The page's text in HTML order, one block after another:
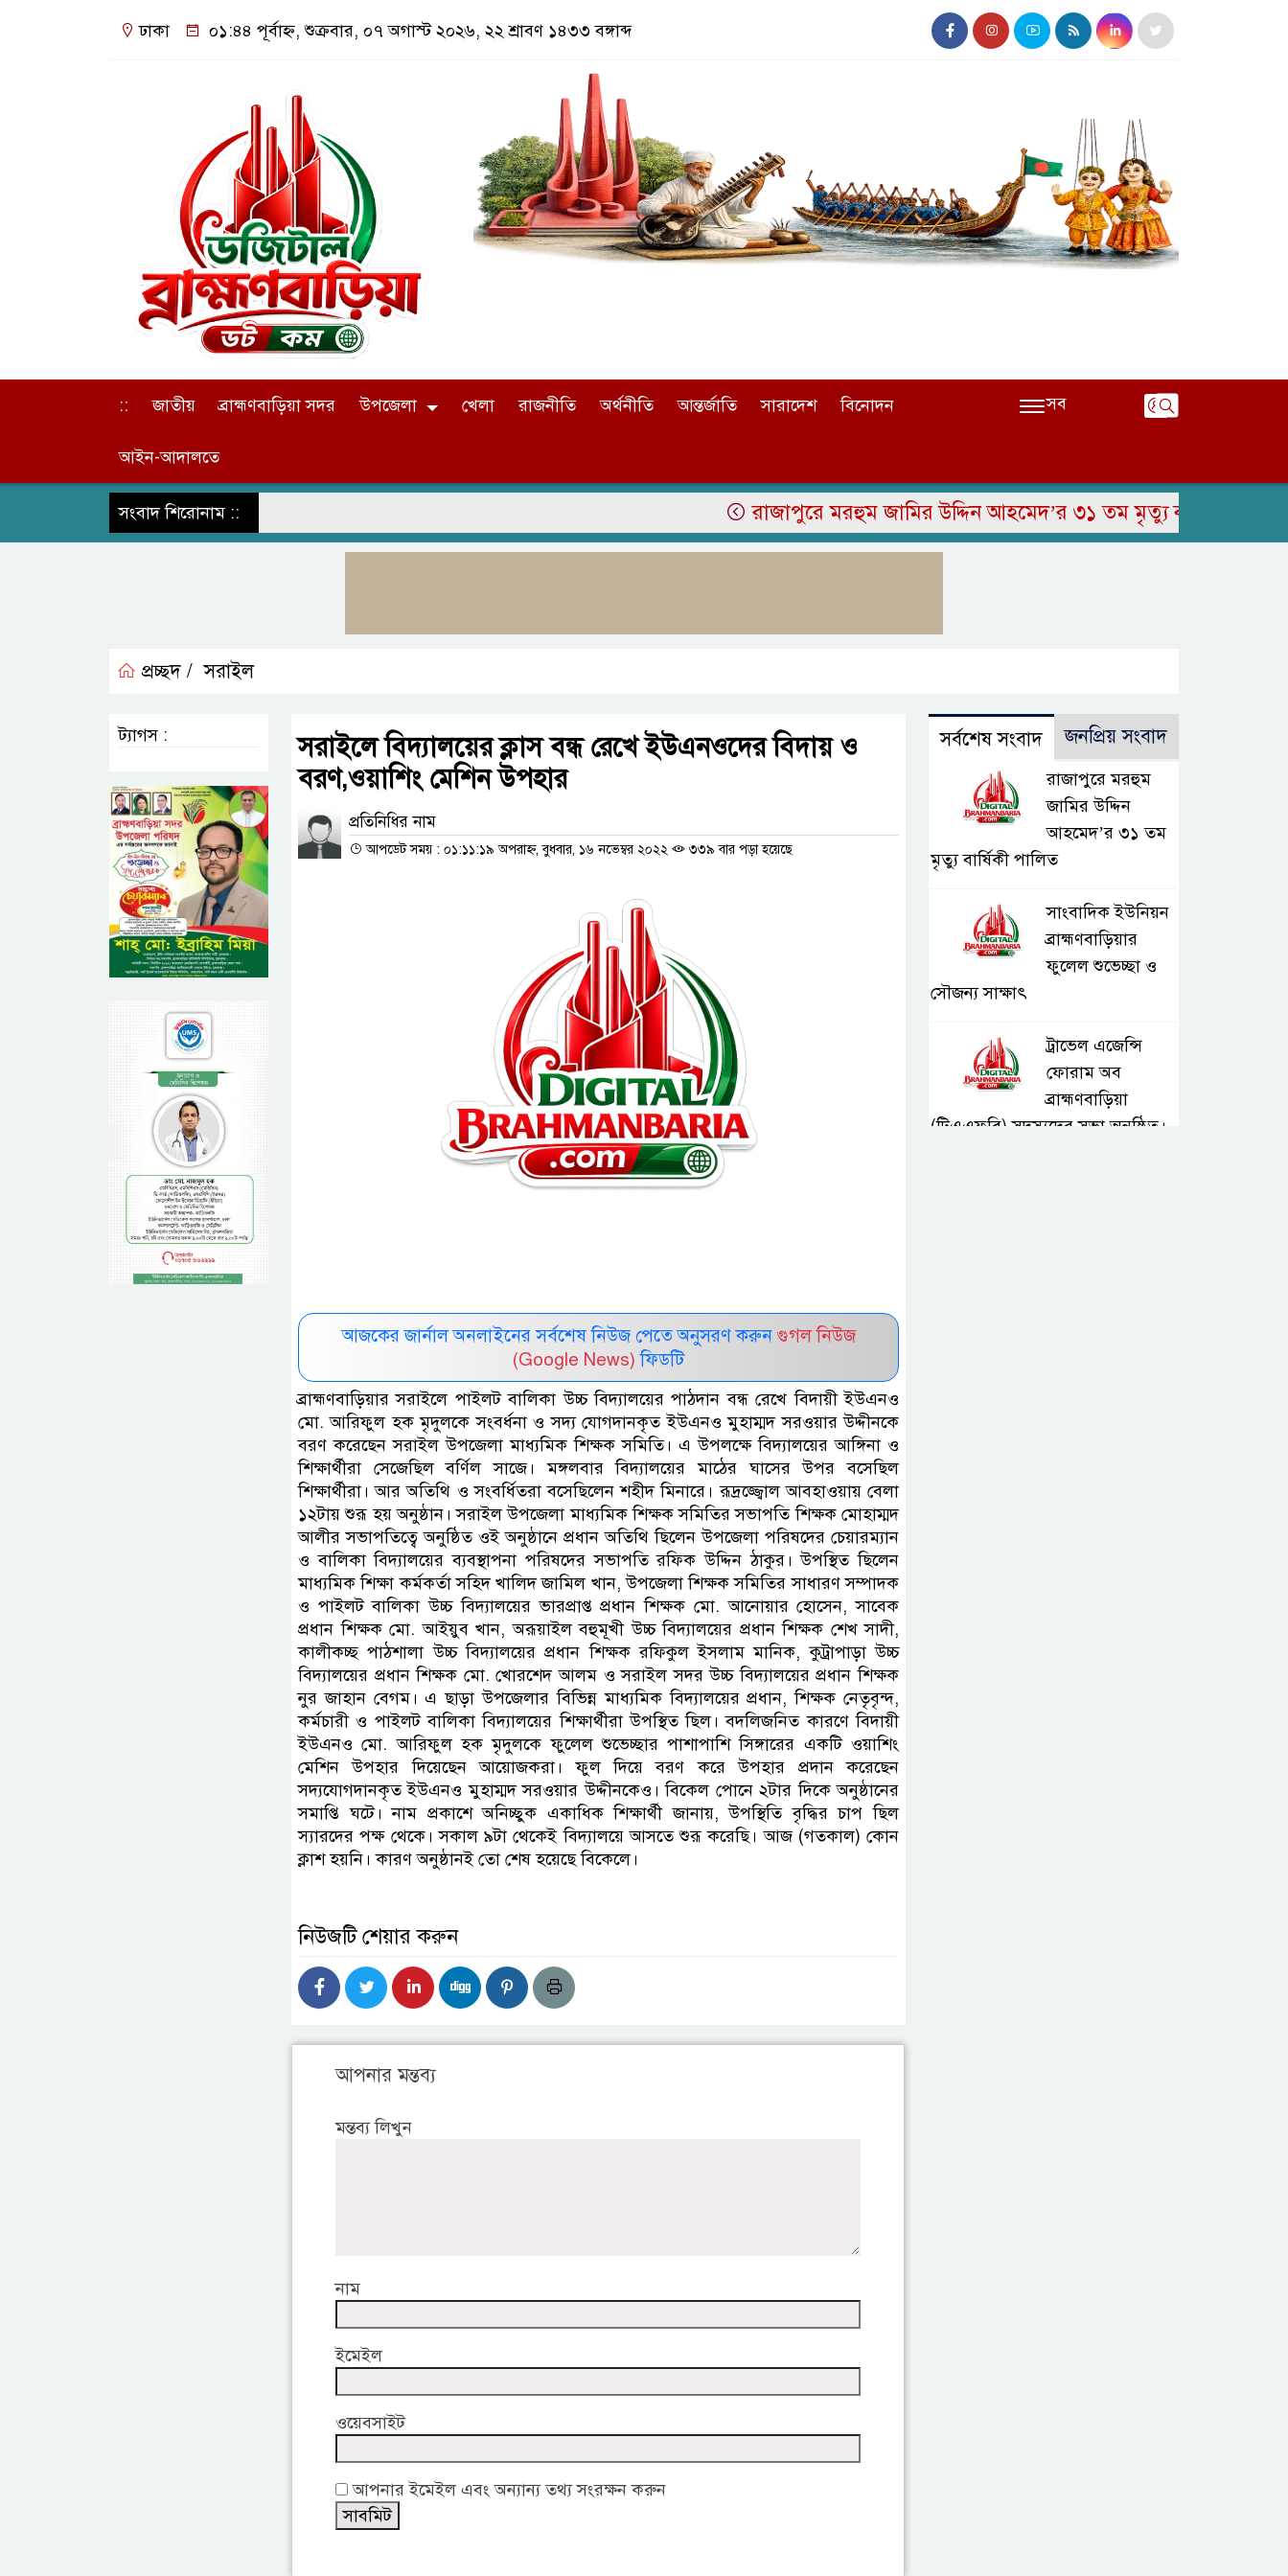
ঢাকা ০১:৪৪ পূর্বাহ্ন, শুক্রবার, ০৭ অগাস্ট ২০২৬, ২২ শ্রাবণ ১৪৩৩ বঙ্গাব্দ
:: জাতীয় ব্রাহ্মণবাড়িয়া সদর উপজেলা খেলা রাজনীতি অর্থনীতি আন্তর্জাতি সারাদেশ বিনোদন
আইন-আদালতে
সব
সংবাদ শিরোনাম :: রাজাপুরে মরহুম জামির উদ্দিন আহমেদ’র ৩১ তম মৃত্যু বার্ষিকী পালিত
প্রচ্ছদ / সরাইল
সরাইলে বিদ্যালয়ের ক্লাস বন্ধ রেখে ইউএনওদের বিদায় ও
বরণ,ওয়াশিং মেশিন উপহার
প্রতিনিধির নাম
আপডেট সময় : ০১:১১:১৯ অপরাহ্ন, বুধবার, ১৬ নভেম্বর ২০২২ ৩৩৯ বার পড়া হয়েছে
আজকের জার্নাল অনলাইনের সর্বশেষ নিউজ পেতে অনুসরণ করুন গুগল নিউজ
(Google News) ফিডটি
ব্রাহ্মণবাড়িয়ার সরাইলে পাইলট বালিকা উচ্চ বিদ্যালয়ের পাঠদান বন্ধ রেখে বিদায়ী ইউএনও
মো. আরিফুল হক মৃদুলকে সংবর্ধনা ও সদ্য যোগদানকৃত ইউএনও মুহাম্মদ সরওয়ার উদ্দীনকে
বরণ করেছেন সরাইল উপজেলা মাধ্যমিক শিক্ষক সমিতি। এ উপলক্ষে বিদ্যালয়ের আঙ্গিনা ও
শিক্ষার্থীরা সেজেছিল বর্ণিল সাজে। মঙ্গলবার বিদ্যালয়ের মাঠের ঘাসের উপর বসেছিল
শিক্ষার্থীরা। আর অতিথি ও সংবর্ধিতরা বসেছিলেন শহীদ মিনারে। রূদ্রজ্জ্বোল আবহাওয়ায় বেলা
১২টায় শুরূ হয় অনুষ্ঠান। সরাইল উপজেলা মাধ্যমিক শিক্ষক সমিতির সভাপতি শিক্ষক মোহাম্মদ
আলীর সভাপতিত্বে অনুষ্ঠিত ওই অনুষ্ঠানে প্রধান অতিথি ছিলেন উপজেলা পরিষদের চেয়ারম্যান
ও বালিকা বিদ্যালয়ের ব্যবস্থাপনা পরিষদের সভাপতি রফিক উদ্দিন ঠাকুর। উপস্থিত ছিলেন
মাধ্যমিক শিক্ষা কর্মকর্তা সহিদ খালিদ জামিল খান, উপজেলা শিক্ষক সমিতির সাধারণ সম্পাদক
ও পাইলট বালিকা উচ্চ বিদ্যালয়ের ভারপ্রাপ্ত প্রধান শিক্ষক মো. আনোয়ার হোসেন, সাবেক
প্রধান শিক্ষক মো. আইয়ুব খান, অরূয়াইল বহুমূখী উচ্চ বিদ্যালয়ের প্রধান শিক্ষক শেখ সাদী,
কালীকচ্ছ পাঠশালা উচ্চ বিদ্যালয়ের প্রধান শিক্ষক রফিকুল ইসলাম মানিক, কুট্রাপাড়া উচ্চ
বিদ্যালয়ের প্রধান শিক্ষক মো. খোরশেদ আলম ও সরাইল সদর উচ্চ বিদ্যালয়ের প্রধান শিক্ষক
নুর জাহান বেগম। এ ছাড়া উপজেলার বিভিন্ন মাধ্যমিক বিদ্যালয়ের প্রধান, শিক্ষক নেতৃবৃন্দ,
কর্মচারী ও পাইলট বালিকা বিদ্যালয়ের শিক্ষার্থীরা উপস্থিত ছিল। বদলিজনিত কারণে বিদায়ী
ইউএনও মো. আরিফুল হক মৃদুলকে ফুলেল শুভেচ্ছার পাশাপাশি সিঙ্গারের একটি ওয়াশিং
মেশিন উপহার দিয়েছেন আয়োজকরা। ফুল দিয়ে বরণ করে উপহার প্রদান করেছেন
সদ্যযোগদানকৃত ইউএনও মুহাম্মদ সরওয়ার উদ্দীনকেও। বিকেল পোনে ২টার দিকে অনুষ্ঠানের
সমাপ্তি ঘটে। নাম প্রকাশে অনিচ্ছুক একাধিক শিক্ষার্থী জানায়, উপস্থিতি বৃদ্ধির চাপ ছিল
স্যারদের পক্ষ থেকে। সকাল ৯টা থেকেই বিদ্যালয়ে আসতে শুরূ করেছি। আজ (গতকাল) কোন
ক্লাশ হয়নি। কারণ অনুষ্ঠানই তো শেষ হয়েছে বিকেলে।
নিউজটি শেয়ার করুন
আপনার মন্তব্য
মন্তব্য লিখুন
নাম
ইমেইল
ওয়েবসাইট
আপনার ইমেইল এবং অন্যান্য তথ্য সংরক্ষন করুন
ট্যাগস : সর্বশেষ সংবাদ জনপ্রিয় সংবাদ
রাজাপুরে মরহুম
জামির উদ্দিন
আহমেদ’র ৩১ তম
মৃত্যু বার্ষিকী পালিত
সাংবাদিক ইউনিয়ন
ব্রাহ্মণবাড়িয়ার
ফুলেল শুভেচ্ছা ও
সৌজন্য সাক্ষাৎ
ট্রাভেল এজেন্সি
ফোরাম অব
ব্রাহ্মণবাড়িয়া
(টিএএফবি) সদস্যদের সভা অনুষ্ঠিত।